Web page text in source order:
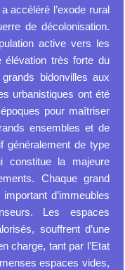
accéléré l’exode rural
de décolonisation.
active vers les
élévation très forte du
grands bidonvilles aux
urbanistiques ont été
pour maîtriser
ensembles et de
généralement de type
constitue la majeure
Chaque grand
d’immeubles
Les espaces
souffrent d’une
charge, tant par l’Etat
espaces vides,